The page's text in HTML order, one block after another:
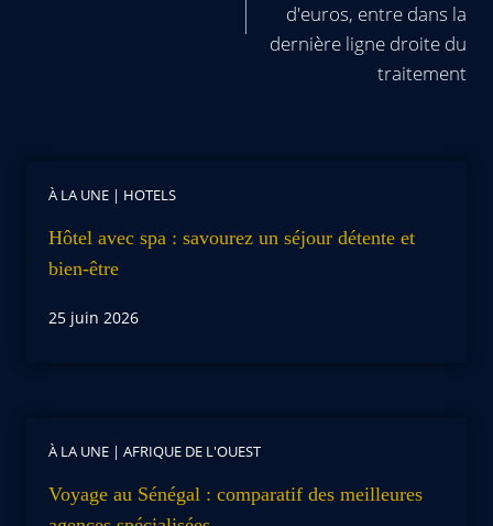
d'euros, entre dans la
dernière ligne droite du
traitement
À LA UNE | HOTELS
Hôtel avec spa : savourez un séjour détente et
bien-être
25 juin 2026
À LA UNE | AFRIQUE DE L'OUEST
Voyage au Sénégal : comparatif des meilleures